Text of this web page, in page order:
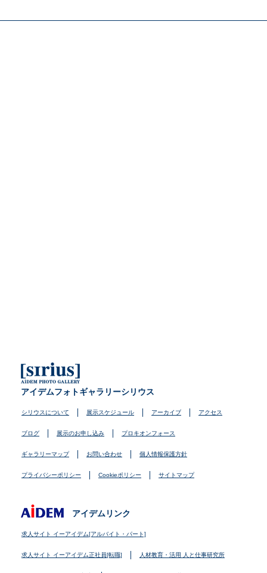
アイデムフォトギャラリーシリウス
シリウスについて 展示スケジュール アーカイブ アクセス
ブログ 展示のお申し込み プロキオンフォース
ギャラリーマップ お問い合わせ 個人情報保護方針
プライバシーポリシー Cookieポリシー サイトマップ
アイデムリンク
求人サイト イーアイデム[アルバイト・パート]
求人サイト イーアイデム正社員[転職] 人材教育・活用 人と仕事研究所